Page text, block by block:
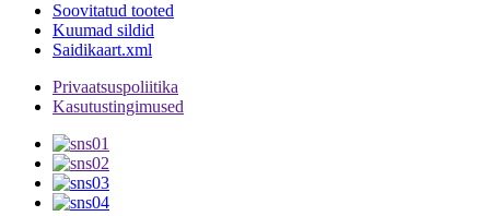
Soovitatud tooted
Kuumad sildid
Saidikaart.xml
Privaatsuspoliitika
Kasutustingimused